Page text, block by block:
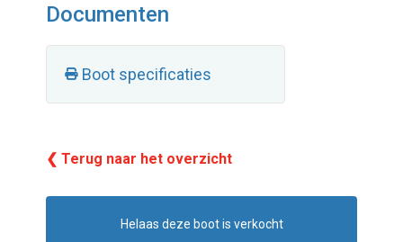
Documenten
Boot specificaties
❮ Terug naar het overzicht
Helaas deze boot is verkocht